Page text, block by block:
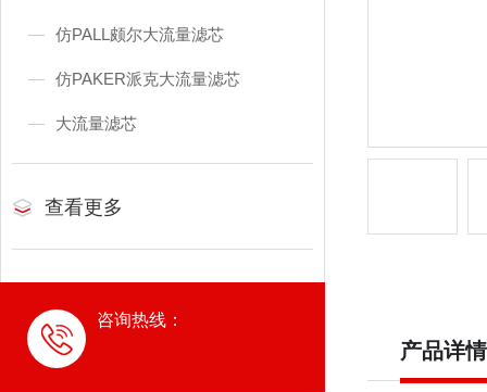
仿PALL颇尔大流量滤芯
仿PAKER派克大流量滤芯
大流量滤芯
查看更多
咨询热线：
产品详情